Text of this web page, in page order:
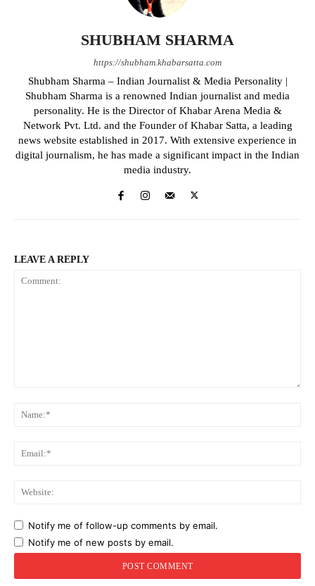
SHUBHAM SHARMA
https://shubham.khabarsatta.com
Shubham Sharma – Indian Journalist & Media Personality |
Shubham Sharma is a renowned Indian journalist and media
personality. He is the Director of Khabar Arena Media &
Network Pvt. Ltd. and the Founder of Khabar Satta, a leading
news website established in 2017. With extensive experience in
digital journalism, he has made a significant impact in the Indian
media industry.
LEAVE A REPLY
Notify me of follow-up comments by email.
Notify me of new posts by email.